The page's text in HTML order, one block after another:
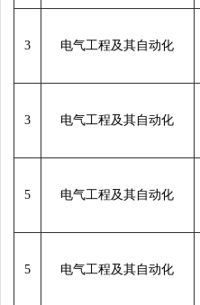
3 电气工程及其自动化
3 电气工程及其自动化
5 电气工程及其自动化
5 电气工程及其自动化